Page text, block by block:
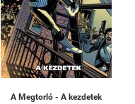
A Megtorló - A kezdetek